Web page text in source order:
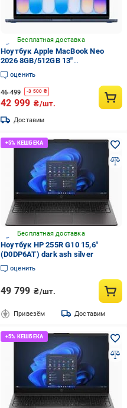
Бесплатная доставка
Ноутбук Apple MacBook Neo
2026 8GB/512GB 13"
(MHFG4UA/A) indigo
оценить
46 499 -3 500 ₴
42 999 ₴/шт.
Доставим
Бесплатная доставка
Ноутбук HP 255R G10 15,6"
(D0DP6AT) dark ash silver
оценить
49 799 ₴/шт.
Привезём Доставим